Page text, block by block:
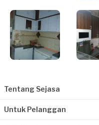
Tentang Sejasa
Untuk Pelanggan